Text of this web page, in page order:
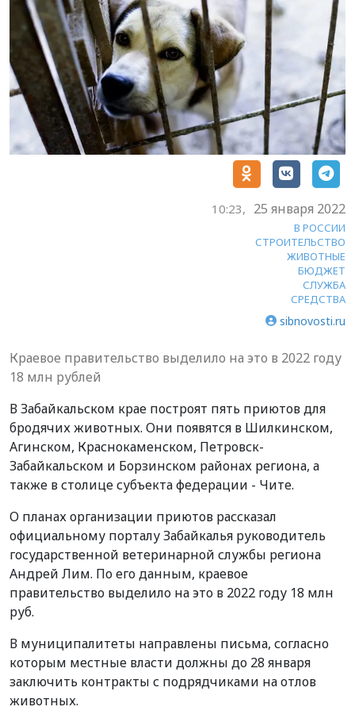
10:23, 25 января 2022
В РОССИИ
СТРОИТЕЛЬСТВО
ЖИВОТНЫЕ
БЮДЖЕТ
СЛУЖБА
СРЕДСТВА
sibnovosti.ru
Краевое правительство выделило на это в 2022 году
18 млн рублей
В Забайкальском крае построят пять приютов для
бродячих животных. Они появятся в Шилкинском,
Агинском, Краснокаменском, Петровск-
Забайкальском и Борзинском районах региона, а
также в столице субъекта федерации - Чите.
О планах организации приютов рассказал
официальному порталу Забайкалья руководитель
государственной ветеринарной службы региона
Андрей Лим. По его данным, краевое
правительство выделило на это в 2022 году 18 млн
руб.
В муниципалитеты направлены письма, согласно
которым местные власти должны до 28 января
заключить контракты с подрядчиками на отлов
животных.